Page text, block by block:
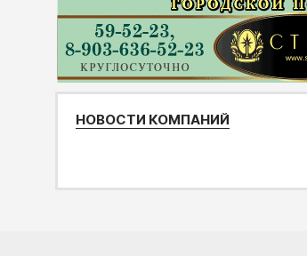
НОВОСТИ КОМПАНИЙ